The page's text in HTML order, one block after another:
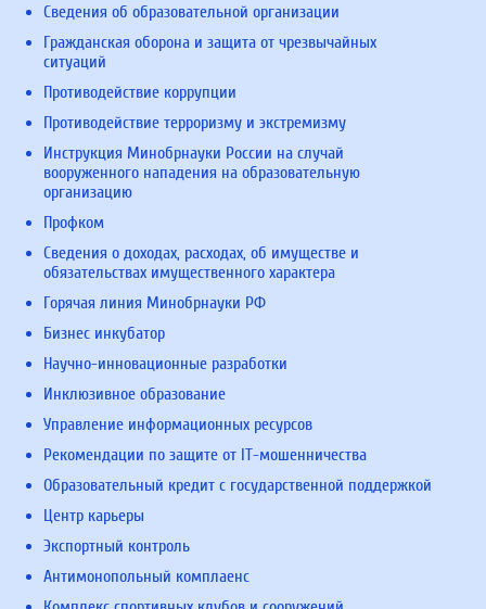
Сведения об образовательной организации
Гражданская оборона и защита от чрезвычайных
ситуаций
Противодействие коррупции
Противодействие терроризму и экстремизму
Инструкция Минобрнауки России на случай
вооруженного нападения на образовательную
организацию
Профком
Сведения о доходах, расходах, об имуществе и
обязательствах имущественного характера
Горячая линия Минобрнауки РФ
Бизнес инкубатор
Научно-инновационные разработки
Инклюзивное образование
Управление информационных ресурсов
Рекомендации по защите от IT-мошенничества
Образовательный кредит с государственной поддержкой
Центр карьеры
Экспортный контроль
Антимонопольный комплаенс